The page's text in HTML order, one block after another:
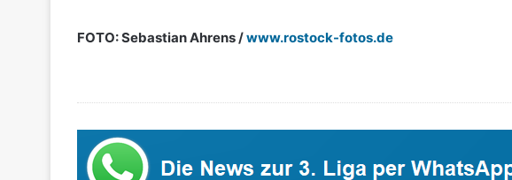
FOTO: Sebastian Ahrens /www.rostock-fotos.de